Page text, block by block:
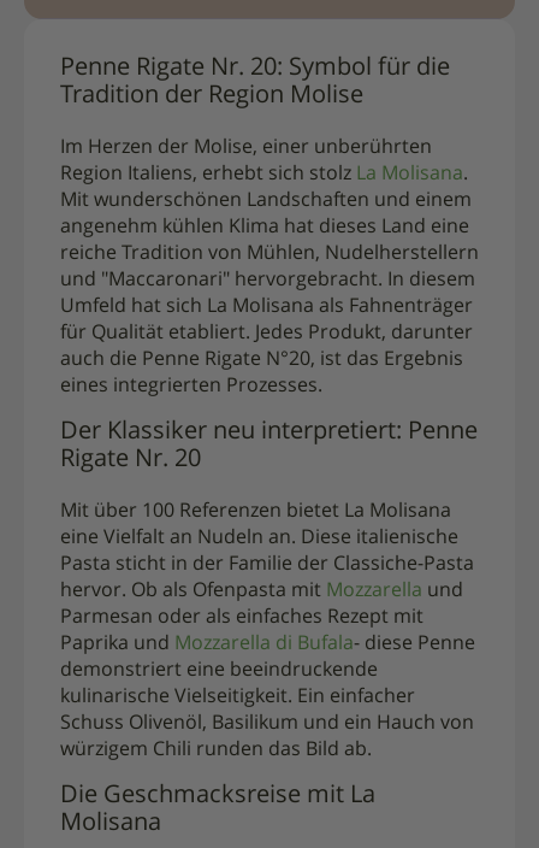
Penne Rigate Nr. 20: Symbol für die
Tradition der Region Molise
Im Herzen der Molise, einer unberührten
Region Italiens, erhebt sich stolz La Molisana.
Mit wunderschönen Landschaften und einem
angenehm kühlen Klima hat dieses Land eine
reiche Tradition von Mühlen, Nudelherstellern
und "Maccaronari" hervorgebracht. In diesem
Umfeld hat sich La Molisana als Fahnenträger
für Qualität etabliert. Jedes Produkt, darunter
auch die Penne Rigate N°20, ist das Ergebnis
eines integrierten Prozesses.
Der Klassiker neu interpretiert: Penne
Rigate Nr. 20
Mit über 100 Referenzen bietet La Molisana
eine Vielfalt an Nudeln an. Diese italienische
Pasta sticht in der Familie der Classiche-Pasta
hervor. Ob als Ofenpasta mit Mozzarella und
Parmesan oder als einfaches Rezept mit
Paprika und Mozzarella di Bufala- diese Penne
demonstriert eine beeindruckende
kulinarische Vielseitigkeit. Ein einfacher
Schuss Olivenöl, Basilikum und ein Hauch von
würzigem Chili runden das Bild ab.
Die Geschmacksreise mit La
Molisana